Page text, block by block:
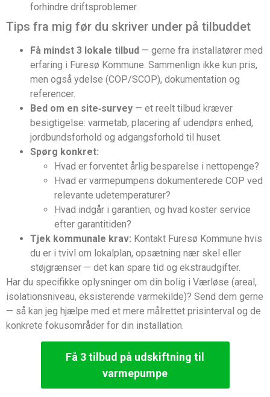
forhindre driftsproblemer.
Tips fra mig før du skriver under på tilbuddet
Få mindst 3 lokale tilbud — gerne fra installatører med
erfaring i Furesø Kommune. Sammenlign ikke kun pris,
men også ydelse (COP/SCOP), dokumentation og
referencer.
Bed om en site‑survey — et reelt tilbud kræver
besigtigelse: varmetab, placering af udendørs enhed,
jordbundsforhold og adgangsforhold til huset.
Spørg konkret:
Hvad er forventet årlig besparelse i nettopenge?
Hvad er varmepumpens dokumenterede COP ved
relevante udetemperaturer?
Hvad indgår i garantien, og hvad koster service
efter garantitiden?
Tjek kommunale krav: Kontakt Furesø Kommune hvis
du er i tvivl om lokalplan, opsætning nær skel eller
støjgrænser — det kan spare tid og ekstraudgifter.
Har du specifikke oplysninger om din bolig i Værløse (areal,
isolationsniveau, eksisterende varmekilde)? Send dem gerne
— så kan jeg hjælpe med et mere målrettet prisinterval og de
konkrete fokusområder for din installation.
Få 3 tilbud på udskiftning til
varmepumpe